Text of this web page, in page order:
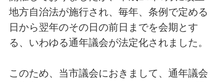
地方自治法が施行され、毎年、条例で定める
日から翌年のその日の前日までを会期とす
る、いわゆる通年議会が法定化されました。
このため、当市議会におきまして、通年議会